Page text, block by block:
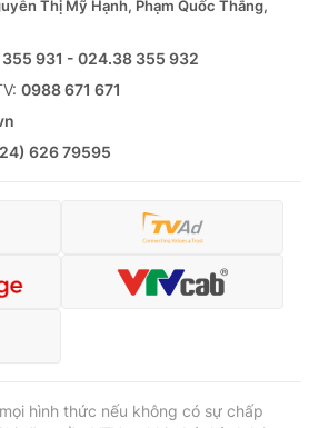
Thị Mỹ Hạnh, Phạm Quốc Thắng,
931 - 024.38 355 932
0988 671 671
626 79595
hình thức nếu không có sự chấp